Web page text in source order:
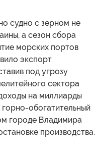
судно с зерном не
а сезон сбора
морских портов
экспорт
под угрозу
сектора
на миллиарды
обогатительный
городе Владимира
производства.